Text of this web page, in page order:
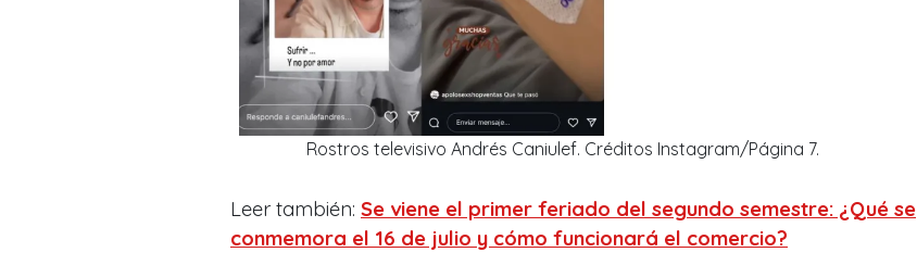
Rostros televisivo Andrés Caniulef. Créditos Instagram/Página 7.
Leer también: Se viene el primer feriado del segundo semestre: ¿Qué se
conmemora el 16 de julio y cómo funcionará el comercio?